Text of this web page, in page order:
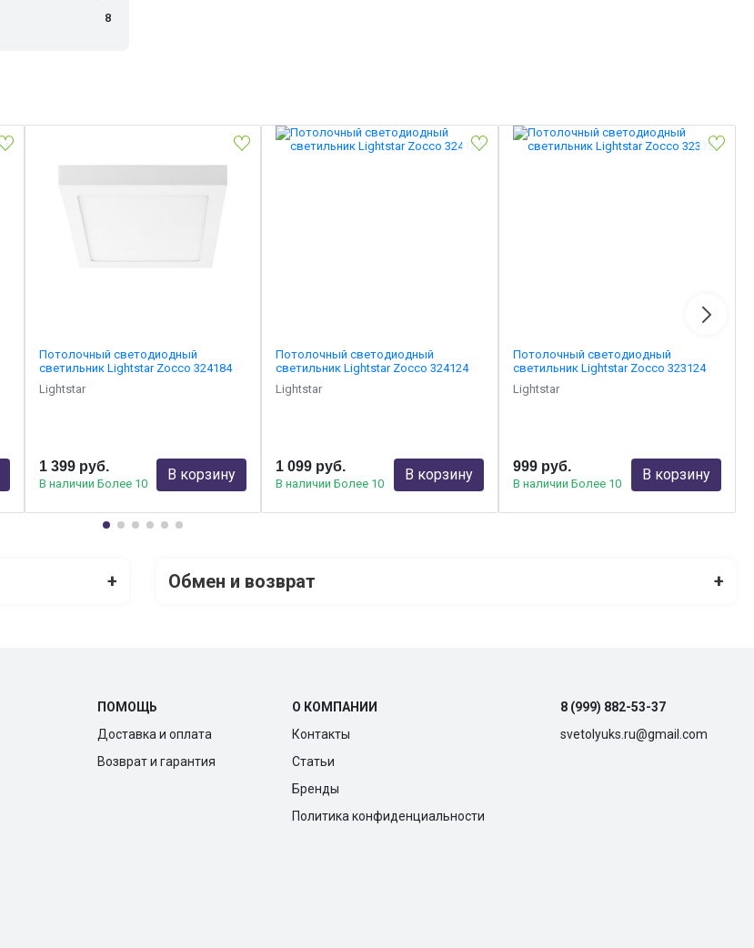
8
Потолочный светодиодный
светильник Lightstar Zocco 324184
Lightstar
1 399 руб.
В наличии Более 10
В корзину
Потолочный светодиодный
светильник Lightstar Zocco 324124
Lightstar
1 099 руб.
В наличии Более 10
В корзину
Потолочный светодиодный
светильник Lightstar Zocco 323124
Lightstar
999 руб.
В наличии Более 10
В корзину
+ Обмен и возврат +
ПОМОЩЬ
Доставка и оплата
Возврат и гарантия
О КОМПАНИИ
Контакты
Статьи
Бренды
Политика конфиденциальности
8 (999) 882-53-37
svetolyuks.ru@gmail.com